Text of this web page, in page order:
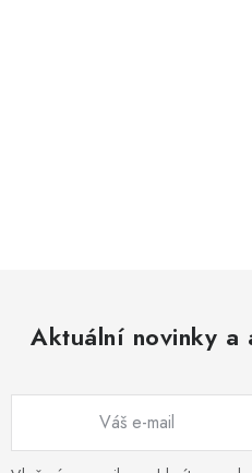
Aktuální novinky a